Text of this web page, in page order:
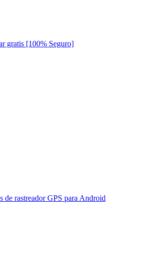
gratis [100% Seguro]
de rastreador GPS para Android